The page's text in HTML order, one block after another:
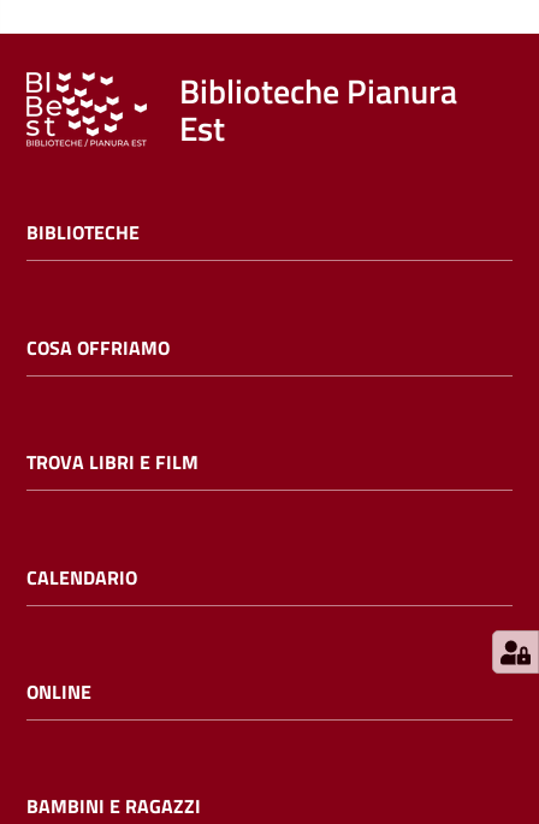
film
Calendario
Bambini
E
l
i
cataloghi
Biblioteche Pianura
Est
BIBLIOTECHE
COSA OFFRIAMO
TROVA LIBRI E FILM
CALENDARIO
ONLINE
BAMBINI E RAGAZZI